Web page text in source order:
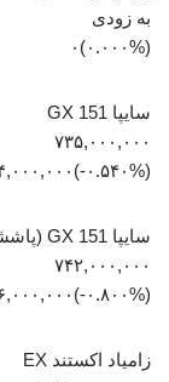
به زودی
(۰.۰۰۰%)۰
سایپا 151 GX
۷۳۵,۰۰۰,۰۰۰
(‎-۰.۵۴۰%‏)‎-۴,۰۰۰,۰۰۰‏
سایپا 151 GX (پاششی)
۷۴۲,۰۰۰,۰۰۰
(‎-۰.۸۰۰%‏)‎-۶,۰۰۰,۰۰۰‏
زامیاد اکستند EX